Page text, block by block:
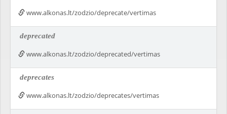
www.alkonas.lt/zodzio/deprecate/vertimas
deprecated
www.alkonas.lt/zodzio/deprecated/vertimas
deprecates
www.alkonas.lt/zodzio/deprecates/vertimas